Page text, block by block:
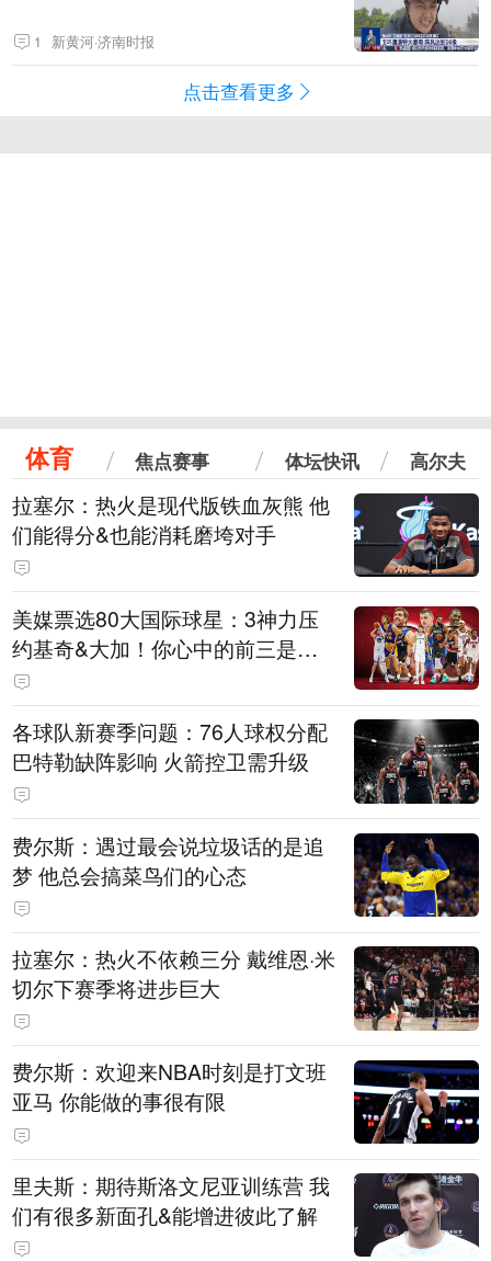
1 新黄河·济南时报
点击查看更多
体育 焦点赛事 体坛快讯 高尔夫
拉塞尔：热火是现代版铁血灰熊 他
们能得分&也能消耗磨垮对手
美媒票选80大国际球星：3神力压
约基奇&大加！你心中的前三是
谁？
各球队新赛季问题：76人球权分配
巴特勒缺阵影响 火箭控卫需升级
费尔斯：遇过最会说垃圾话的是追
梦 他总会搞菜鸟们的心态
拉塞尔：热火不依赖三分 戴维恩·米
切尔下赛季将进步巨大
费尔斯：欢迎来NBA时刻是打文班
亚马 你能做的事很有限
里夫斯：期待斯洛文尼亚训练营 我
们有很多新面孔&能增进彼此了解